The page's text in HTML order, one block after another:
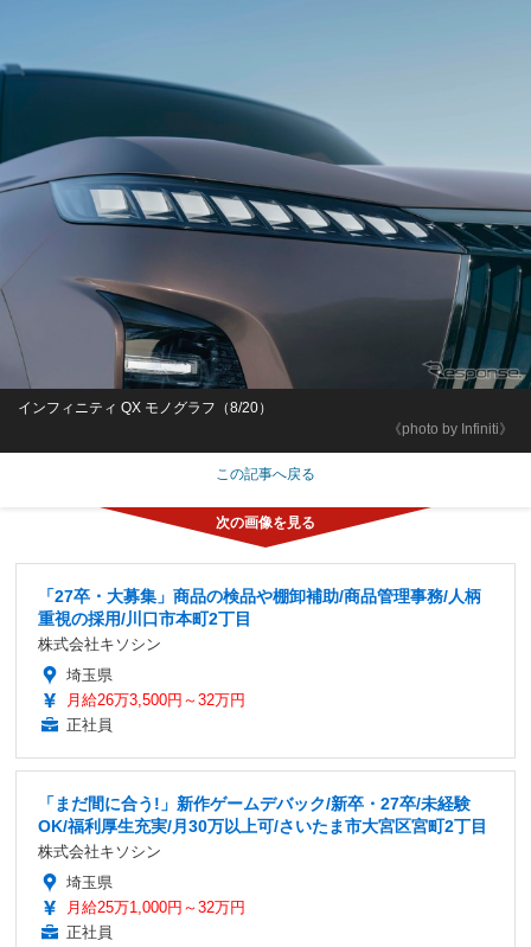
《photo by Infiniti》
インフィニティ QX モノグラフ（8/20）
この記事へ戻る
「27卒・大募集」商品の検品や棚卸補助/商品管理事務/人柄
重視の採用/川口市本町2丁目
株式会社キソシン
埼玉県
月給26万3,500円～32万円
正社員
「まだ間に合う!」新作ゲームデバック/新卒・27卒/未経験
OK/福利厚生充実/月30万以上可/さいたま市大宮区宮町2丁目
株式会社キソシン
埼玉県
月給25万1,000円～32万円
正社員